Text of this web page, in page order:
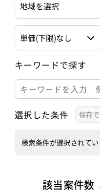
キーワードで探す
選択した条件
検索条件が選択されて
該当案件数